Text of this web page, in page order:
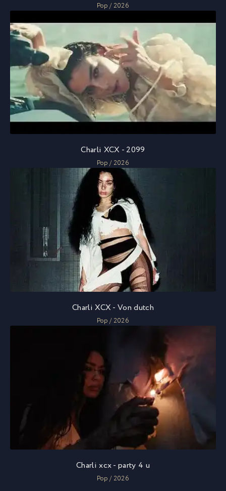
Pop / 2026
Charli XCX - 2099
Pop / 2026
Charli XCX - Von dutch
Pop / 2026
Charli xcx - party 4 u
Pop / 2026